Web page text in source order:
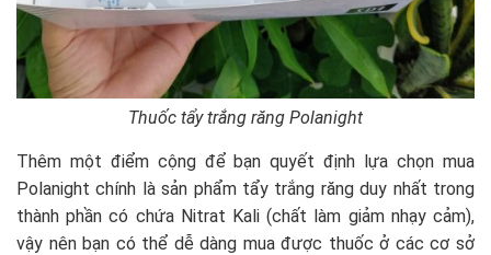
Thuốc tẩy trắng răng Polanight
Thêm một điểm cộng để bạn quyết định lựa chọn mua
Polanight chính là sản phẩm tẩy trắng răng duy nhất trong
thành phần có chứa Nitrat Kali (chất làm giảm nhạy cảm),
vậy nên bạn có thể dễ dàng mua được thuốc ở các cơ sở